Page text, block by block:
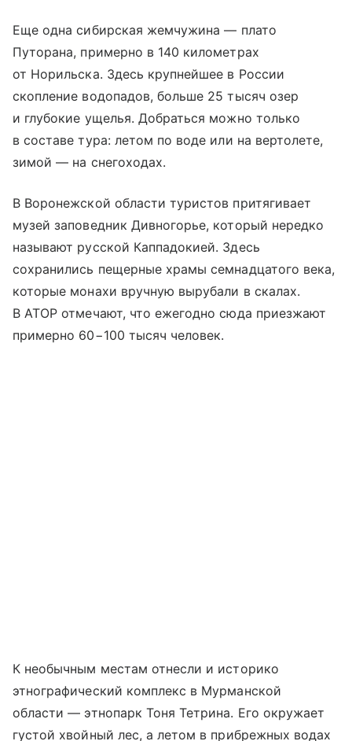
Еще одна сибирская жемчужина — плато
Путорана, примерно в 140 километрах
от Норильска. Здесь крупнейшее в России
скопление водопадов, больше 25 тысяч озер
и глубокие ущелья. Добраться можно только
в составе тура: летом по воде или на вертолете,
зимой — на снегоходах.
В Воронежской области туристов притягивает
музей заповедник Дивногорье, который нередко
называют русской Каппадокией. Здесь
сохранились пещерные храмы семнадцатого века,
которые монахи вручную вырубали в скалах.
В АТОР отмечают, что ежегодно сюда приезжают
примерно 60−100 тысяч человек.
К необычным местам отнесли и историко
этнографический комплекс в Мурманской
области — этнопарк Тоня Тетрина. Его окружает
густой хвойный лес, а летом в прибрежных водах